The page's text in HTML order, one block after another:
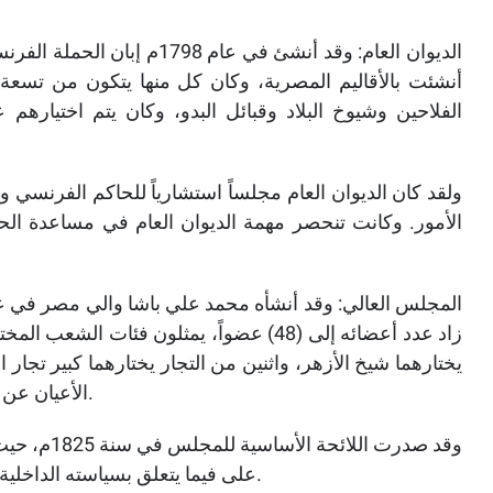
أنشئت بالأقاليم المصرية، وكان كل منها يتكون من تسعة
الفلاحين وشيوخ البلاد وقبائل البدو، وكان يتم
ولقد كان الديوان العام مجلساً استشارياً للحاكم الفرنسي
الأمور. وكانت تنحصر مهمة الديوان العام في مساعدة
زاد عدد أعضائه إلى (48) عضواً، يمثلون
يختارهما شيخ الأزهر، واثنين من التجار يختارهما كبير
الأعيان عن كل مديرية من مديريات القطر المصري ينتخبهما الأهالي.
وقد صدرت
على فيما يتعلق بسياسته الداخلية، كما تضمنت مواعيد انعقاد المجلس وأسلوب العمل فيه.